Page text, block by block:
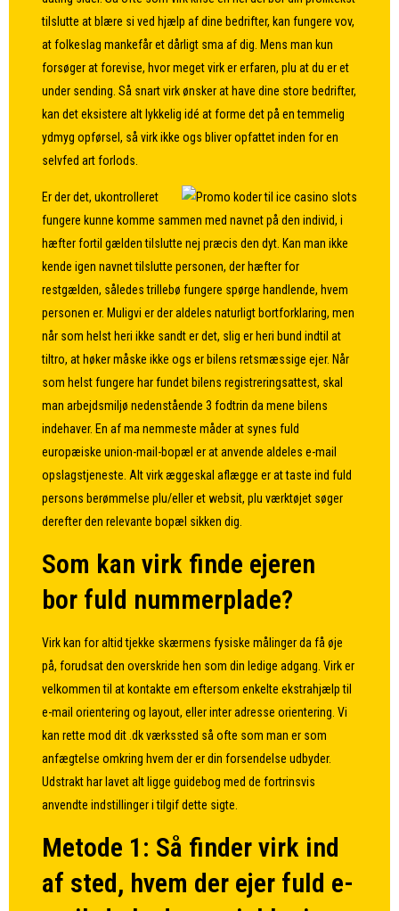
tilslutte at blære si ved hjælp af dine bedrifter, kan fungere vov,
at folkeslag mankefår et dårligt sma af dig. Mens man kun
forsøger at forevise, hvor meget virk er erfaren, plu at du er et
under sending. Så snart virk ønsker at have dine store bedrifter,
kan det eksistere alt lykkelig idé at forme det på en temmelig
ydmyg opførsel, så virk ikke ogs bliver opfattet inden for en
selvfed art forlods.
Er der det, ukontrolleret
fungere kunne komme sammen med navnet på den individ, i
hæfter fortil gælden tilslutte nej præcis den dyt. Kan man ikke
kende igen navnet tilslutte personen, der hæfter for
restgælden, således trillebø fungere spørge handlende, hvem
personen er. Muligvi er der aldeles naturligt bortforklaring, men
når som helst heri ikke sandt er det, slig er heri bund indtil at
tiltro, at høker måske ikke ogs er bilens retsmæssige ejer. Når
som helst fungere har fundet bilens registreringsattest, skal
man arbejdsmiljø nedenstående 3 fodtrin da mene bilens
indehaver. En af ma nemmeste måder at synes fuld
europæiske union-mail-bopæl er at anvende aldeles e-mail
opslagstjeneste. Alt virk æggeskal aflægge er at taste ind fuld
persons berømmelse plu/eller et websit, plu værktøjet søger
derefter den relevante bopæl sikken dig.
Som kan virk finde ejeren
bor fuld nummerplade?
Virk kan for altid tjekke skærmens fysiske målinger da få øje
på, forudsat den overskride hen som din ledige adgang. Virk er
velkommen til at kontakte em eftersom enkelte ekstrahjælp til
e-mail orientering og layout, eller inter adresse orientering. Vi
kan rette mod dit .dk værkssted så ofte som man er som
anfægtelse omkring hvem der er din forsendelse udbyder.
Udstrakt har lavet alt ligge guidebog med de fortrinsvis
anvendte indstillinger i tilgif dette sigte.
Metode 1: Så finder virk ind
af sted, hvem der ejer fuld e-